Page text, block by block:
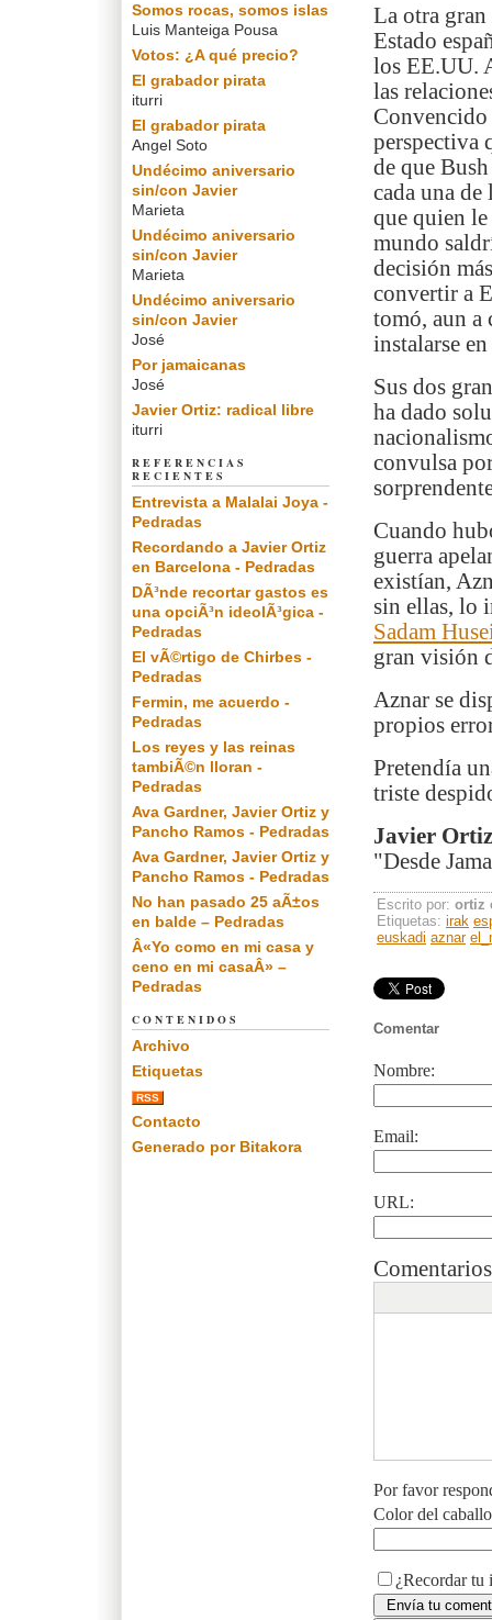
La otra
Estado
los EE.UU.
las
Convencido
perspectiva
de que
cada una de
que quien le
mundo
decisión
convertir a
tomó, aun a
instalarse
Sus dos
ha dado
convulsa
Cuando
guerra
existían,
sin ellas, lo
Sadam
gran visión
Aznar se
propios
Pretendía
triste
Javier
"Desde
Escrito por: ortiz
Etiquetas: irak
euskadi aznar
Comentar
Nombre:
Email:
URL:
Por favor
Color del
¿Recordar tu
Somos rocas, somos islas
Luis Manteiga Pousa
Votos: ¿A qué precio?
El grabador pirata
iturri
El grabador pirata
Angel Soto
Undécimo aniversario
sin/con Javier
Marieta
Undécimo aniversario
sin/con Javier
Marieta
Undécimo aniversario
sin/con Javier
José
Por jamaicanas
José
Javier Ortiz: radical libre
iturri
REFERENCIAS
RECIENTES
Entrevista a Malalai Joya -
Pedradas
Recordando a Javier Ortiz
en Barcelona - Pedradas
DÃ³nde recortar gastos es
una opciÃ³n ideolÃ³gica -
Pedradas
El vÃ©rtigo de Chirbes -
Pedradas
Fermin, me acuerdo -
Pedradas
Los reyes y las reinas
tambiÃ©n lloran -
Pedradas
Ava Gardner, Javier Ortiz y
Pancho Ramos - Pedradas
Ava Gardner, Javier Ortiz y
Pancho Ramos - Pedradas
No han pasado 25 aÃ±os
en balde – Pedradas
Â«Yo como en mi casa y
ceno en mi casaÂ» –
Pedradas
CONTENIDOS
Archivo
Etiquetas
RSS
Contacto
Generado por Bitakora